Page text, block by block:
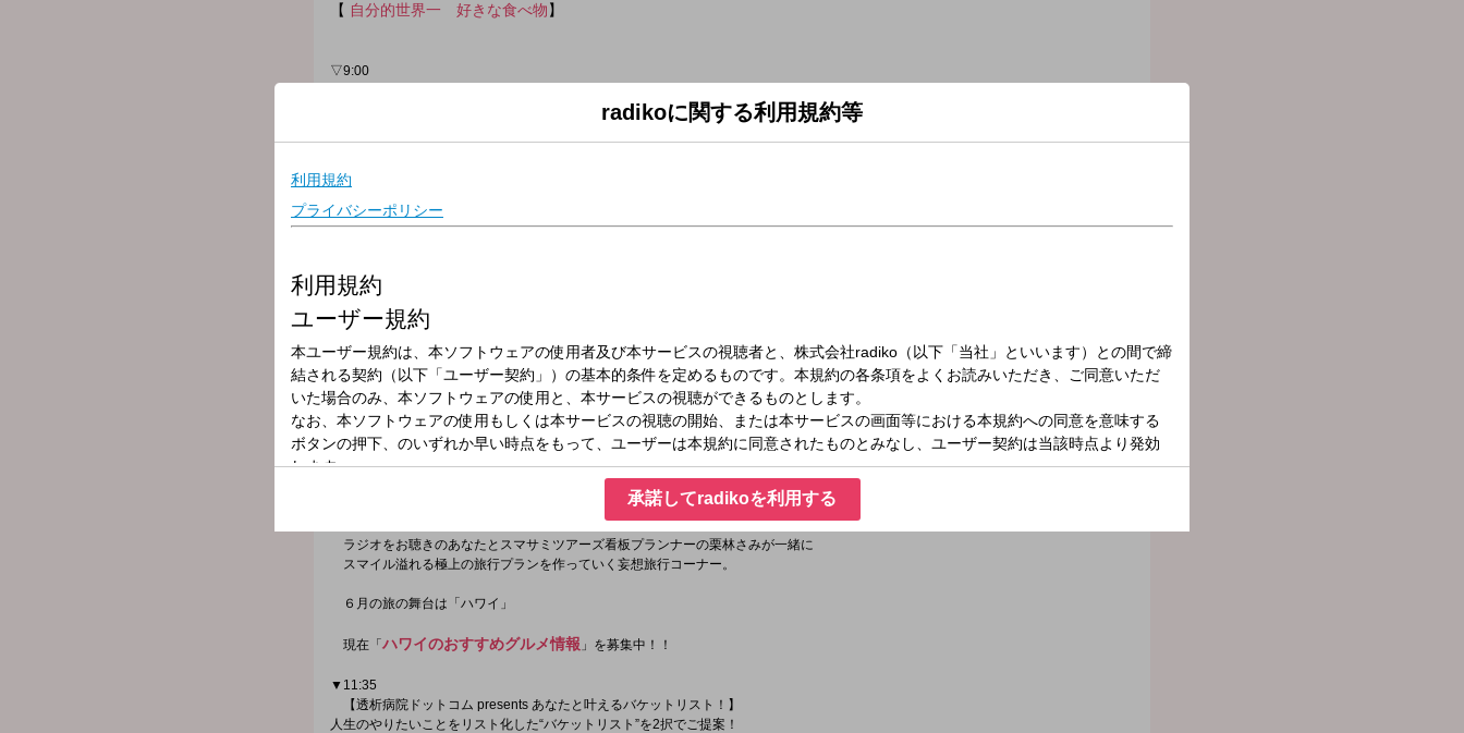
【 自分的世界一 好きな食べ物】
▽9:00
▼9:10
採れたての話題を取りそろえた【Smile MARKET】
水曜日は
▼11:00
今日これを食べると運気がアップする！
占いコーナー【Lucky Lunch】
テーマ：金運
☆クイズ！世界の街角から??
街角でのインタビューを元にクイズを出題
ラジオをお聴きのあなたとスマサミツアーズ看板プランナーの栗林さみが一緒に
スマイル溢れる極上の旅行プランを作っていく妄想旅行コーナー。
６月の旅の舞台は「ハワイ」
現在「 ハワイのおすすめグルメ情報 」を募集中！！
▼11:35
【透析病院ドットコム presents あなたと叶えるバケットリスト！】
人生のやりたいことをリスト化した“バケットリスト”を2択でご提案！
radikoに関する利用規約等
承諾してradikoを利用する